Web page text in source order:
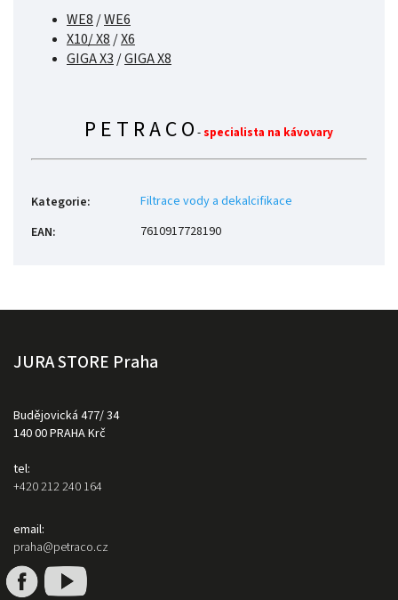
WE8/WE6
X10/ X8/X6
GIGA X3/GIGA X8
P E T R A C O -specialista na kávovary
Kategorie:
Filtrace vody a dekalcifikace
EAN: 7610917728190
JURA STORE Praha
Budějovická 477/ 34
140 00 PRAHA Krč
tel:
+420 212 240 164
email:
praha@petraco.cz